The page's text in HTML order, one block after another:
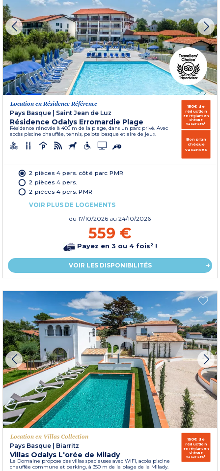
Location en Résidence Référence
Pays Basque
Saint Jean de Luz
Résidence Odalys Erromardie Plage
Résidence rénovée à 400 m de la plage, dans un parc privé. Avec
accès piscine chauffée, tennis, pelote basque et aire de jeux.
150€ de
réduction
en réglant en
chèque
vacances*
Bon plan
chèque
vacances
2 pièces 4 pers. côté parc PMR
2 pièces 4 pers.
2 pièces 4 pers. PMR
VOIR PLUS DE LOGEMENTS
du 17/10/2026 au 24/10/2026
559 €
Payez en 3 ou 4 fois² !
VOIR LES DISPONIBILITÉS
Location en Villas Collection
Pays Basque
Biarritz
Villas Odalys L'orée de Milady
Le Domaine propose des villas spacieuses avec WIFI, accès piscine
chauffée commune et parking, à 350 m de la plage de la Milady.
150€ de
réduction
en réglant en
chèque
vacances*